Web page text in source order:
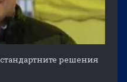
решения